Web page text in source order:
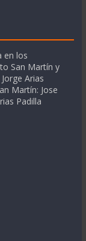
en los
San Martín y
Arias
Martín: Jose
Padilla